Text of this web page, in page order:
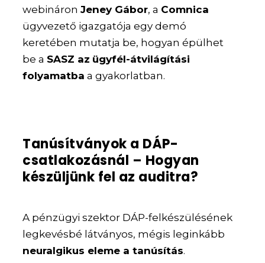
webináronJeney Gábor, a Comnica
ügyvezető igazgatója egy demó
keretében mutatja be, hogyan épülhet
be a SASZ az ügyfél-átvilágítási
folyamatba a gyakorlatban.
Tanúsítványok a DÁP-
csatlakozásnál – Hogyan
készüljünk fel az auditra?
A pénzügyi szektor DÁP-felkészülésének
legkevésbé látványos, mégis leginkább
neuralgikus eleme a tanúsítás.